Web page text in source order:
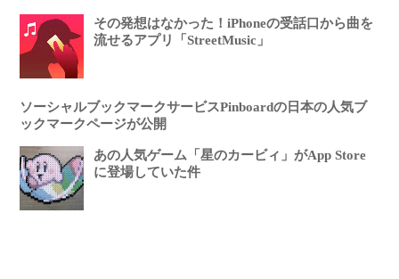
その発想はなかった！iPhoneの受話口から曲を
流せるアプリ「StreetMusic」
ソーシャルブックマークサービスPinboardの日本の人気ブ
ックマークページが公開
あの人気ゲーム「星のカービィ」がApp Store
に登場していた件